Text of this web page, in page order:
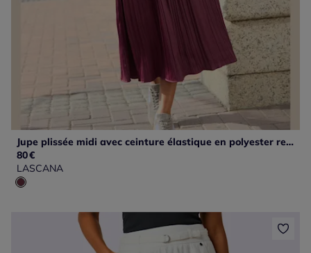
Jupe plissée midi avec ceinture élastique en polyester recyclé
80€
LASCANA